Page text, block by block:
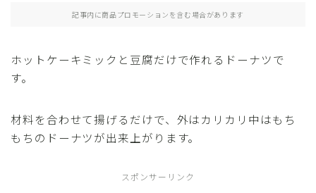
記事内に商品プロモーションを含む場合があります
ホットケーキミックと豆腐だけで作れるドーナツで
す。
材料を合わせて揚げるだけで、外はカリカリ中はもち
もちのドーナツが出来上がります。
スポンサーリンク